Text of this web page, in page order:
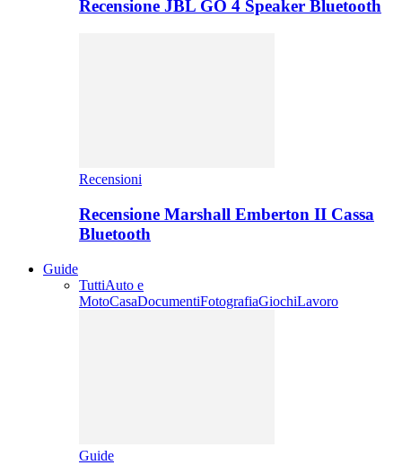
Recensione JBL GO 4 Speaker Bluetooth
Recensioni
Recensione Marshall Emberton II Cassa
Bluetooth
Guide
TuttiAuto e
MotoCasaDocumentiFotografiaGiochiLavoro
Guide